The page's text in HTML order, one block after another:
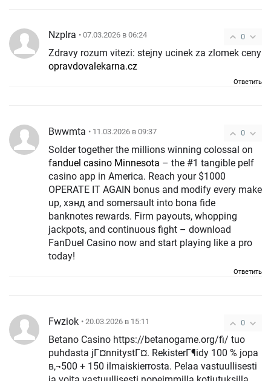
0
Nzplra • 07.03.2026 в 06:24
Zdravy rozum vitezi: stejny ucinek za zlomek ceny
opravdovalekarna.cz
Ответить
0
Bwwmta • 11.03.2026 в 09:37
Solder together the millions winning colossal on
fanduel casino Minnesota
casino app in America. Reach your $1000
OPERATE IT AGAIN bonus and modify every make
up, хэнд and somersault into bona fide
banknotes rewards. Firm payouts, whopping
jackpots, and continuous fight – download
FanDuel Casino now and start playing like a pro
today!
Ответить
0
Fwziok • 20.03.2026 в 15:11
Betano Casino https://betanogame.org/fi/ tuo
puhdasta jГ¤nnitystГ¤. RekisterГ¶idy 100 % jopa
в‚¬500 + 150 ilmaiskierrosta. Pelaa vastuullisesti